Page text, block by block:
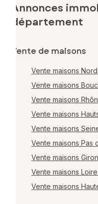
Annonces
département
Vente de maisons
Vente maisons
Vente maisons
Vente maisons
Vente maisons
Vente maisons
Vente maisons Pas
Vente maisons
Vente maisons
Vente maisons